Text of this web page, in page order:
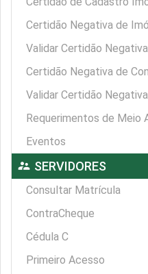
Certidão Negativa de
Validar Certidão
Certidão Negativa de
Validar Certidão
Requerimentos de Meio
Eventos
supervisor_account SERVIDORES
Consultar Matrícula
ContraCheque
Cédula C
Primeiro Acesso